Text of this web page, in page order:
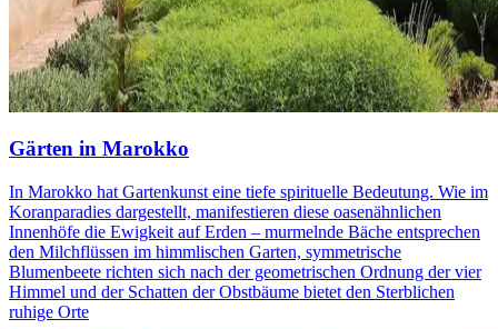
Gärten in Marokko
In Marokko hat Gartenkunst eine tiefe spirituelle Bedeutung. Wie im
Koranparadies dargestellt, manifestieren diese oasenähnlichen
Innenhöfe die Ewigkeit auf Erden – murmelnde Bäche entsprechen
den Milchflüssen im himmlischen Garten, symmetrische
Blumenbeete richten sich nach der geometrischen Ordnung der vier
Himmel und der Schatten der Obstbäume bietet den Sterblichen
ruhige Orte